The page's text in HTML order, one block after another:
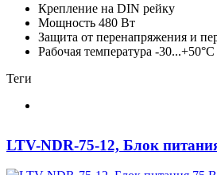
Крепление на DIN рейку
Мощность 480 Вт
Защита от перенапряжения и
Рабочая температура -30...+50°C
Теги
LTV-NDR-75-12, Блок